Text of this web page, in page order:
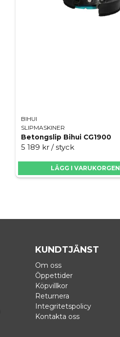
BIHUI
SLIPMASKINER
Betongslip Bihui CG1900
5 189 kr / styck
LÄGG I VARUKORGEN
KUNDTJÄNST
Om oss
Öppettider
Köpvillkor
Returnera
Integritetspolicy
Kontakta oss